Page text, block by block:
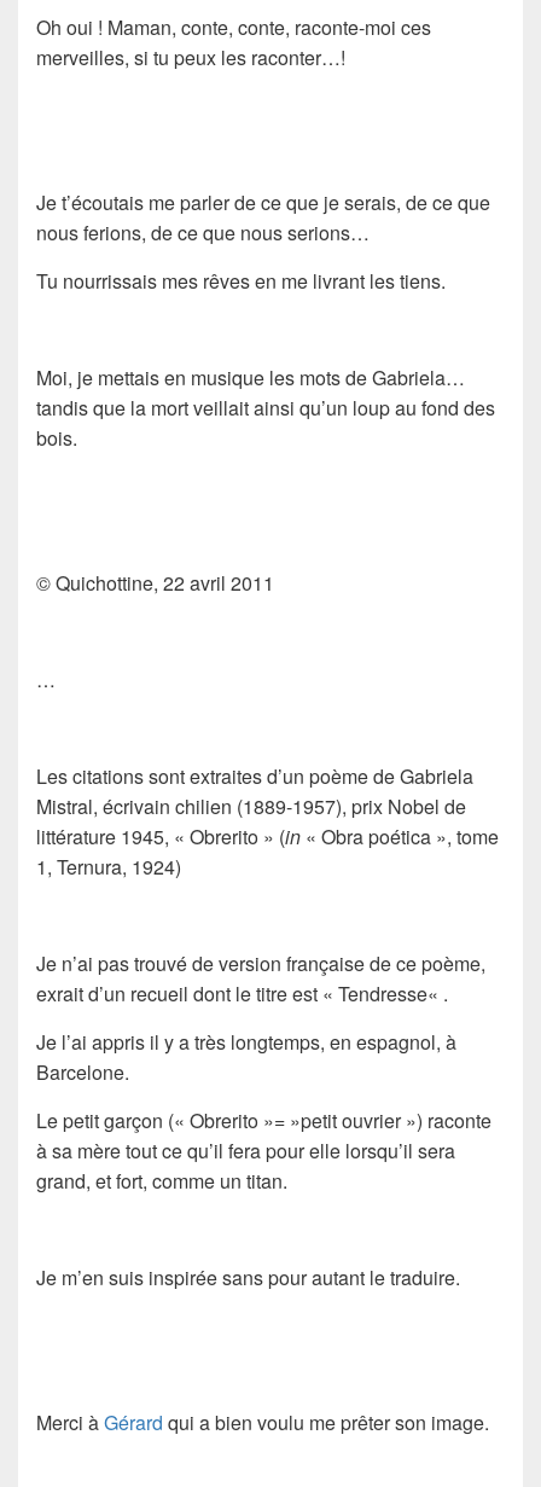
Oh oui ! Maman, conte, conte, raconte-moi ces
merveilles, si tu peux les raconter…!
Je t’écoutais me parler de ce que je serais, de ce que
nous ferions, de ce que nous serions…
Tu nourrissais mes rêves en me livrant les tiens.
Moi, je mettais en musique les mots de Gabriela…
tandis que la mort veillait ainsi qu’un loup au fond des
bois.
© Quichottine, 22 avril 2011
…
Les citations sont extraites d’un poème deGabriela
Mistral, écrivain chilien (1889-1957), prix Nobel de
littérature 1945, « Obrerito » (in « Obra poética », tome
1, Ternura, 1924)
Je n’ai pas trouvé de version française de ce poème,
exrait d’un recueil dont le titre est « Tendresse« .
Je l’ai appris il y a très longtemps, en espagnol, à
Barcelone.
Le petit garçon (« Obrerito »= »petit ouvrier ») raconte
à sa mère tout ce qu’il fera pour elle lorsqu’il sera
grand, et fort, comme un titan.
Je m’en suis inspirée sans pour autant le traduire.
Merci àGérard qui a bien voulu me prêter son image.